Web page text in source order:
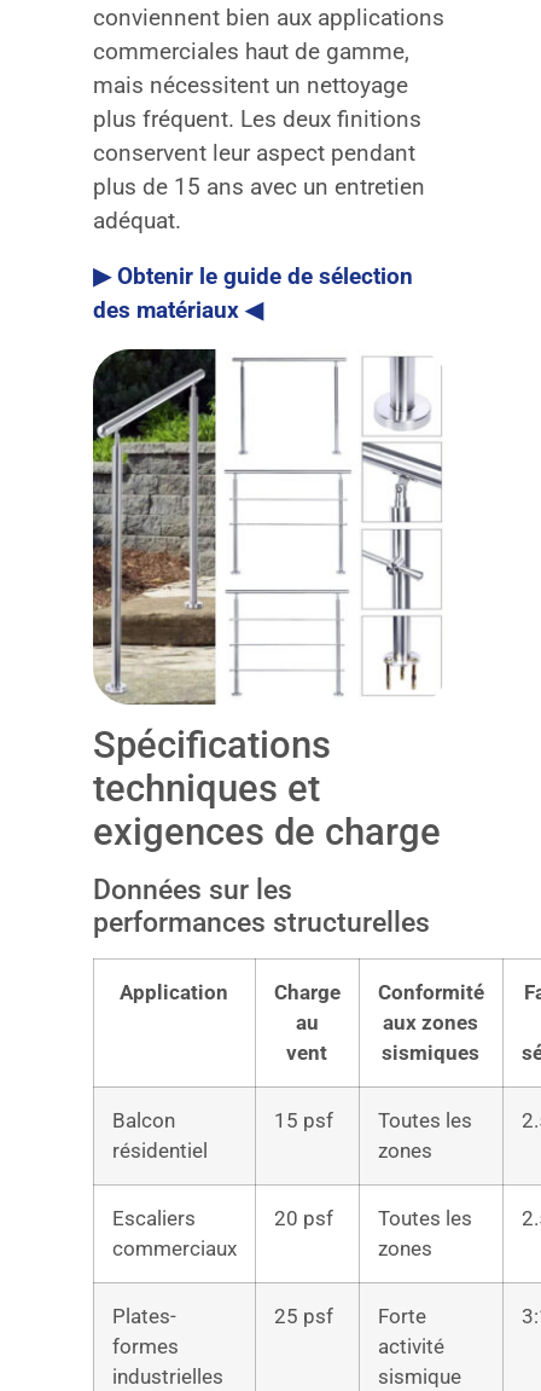
conviennent bien aux applications
commerciales haut de gamme,
mais nécessitent un nettoyage
plus fréquent. Les deux finitions
conservent leur aspect pendant
plus de 15 ans avec un entretien
adéquat.
▶ Obtenir le guide de sélection
des matériaux ◀
Spécifications
techniques et
exigences de charge
Données sur les
performances structurelles
Application
Charge
au
vent
Conformité
aux zones
sismiques
Balcon
résidentiel
15 psf
Toutes les
zones
Escaliers
commerciaux
20 psf
Toutes les
zones
Plates-
formes
industrielles
25 psf
Forte
activité
sismique